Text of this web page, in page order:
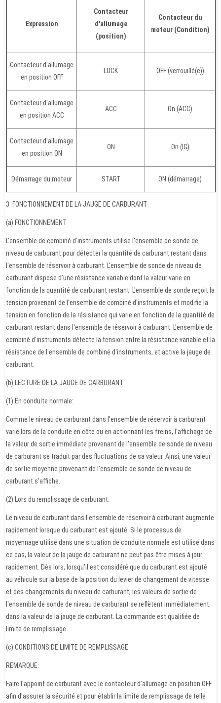
Expression
Contacteur
d'allumage
(position)
Contacteur du
moteur (Condition)
Contacteur d'allumage
en position OFF
LOCK OFF (verrouillé(e))
Contacteur d'allumage
en position ACC
ACC On (ACC)
Contacteur d'allumage
en position ON
ON On (IG)
Démarrage du moteur START ON (démarrage)
3. FONCTIONNEMENT DE LA JAUGE DE CARBURANT
(a) FONCTIONNEMENT
L'ensemble de combiné d'instruments utilise l'ensemble de sonde de
niveau de carburant pour détecter la quantité de carburant restant dans
l'ensemble de réservoir à carburant. L'ensemble de sonde de niveau de
carburant dispose d'une résistance variable dont la valeur varie en
fonction de la quantité de carburant restant. L'ensemble de sonde reçoit la
tension provenant de l'ensemble de combiné d'instruments et modifie la
tension en fonction de la résistance qui varie en fonction de la quantité de
carburant restant dans l'ensemble de réservoir à carburant. L'ensemble de
combiné d'instruments détecte la tension entre la résistance variable et la
résistance de l'ensemble de combiné d'instruments, et active la jauge de
carburant.
(b) LECTURE DE LA JAUGE DE CARBURANT
(1) En conduite normale:
Comme le niveau de carburant dans l'ensemble de réservoir à carburant
varie lors de la conduite en côte ou en actionnant les freins, l'affichage de
la valeur de sortie immédiate provenant de l'ensemble de sonde de niveau
de carburant se traduit par des fluctuations de sa valeur. Ainsi, une valeur
de sortie moyenne provenant de l'ensemble de sonde de niveau de
carburant s'affiche.
(2) Lors du remplissage de carburant:
Le niveau de carburant dans l'ensemble de réservoir à carburant augmente
rapidement lorsque du carburant est ajouté. Si le processus de
moyennage utilisé dans une situation de conduite normale est utilisé dans
ce cas, la valeur de la jauge de carburant ne peut pas être mises à jour
rapidement. Dès lors, lorsqu'il est considéré que du carburant est ajouté
au véhicule sur la base de la position du levier de changement de vitesse
et des changements du niveau de carburant, les valeurs de sortie de
l'ensemble de sonde de niveau de carburant se reflètent immédiatement
dans la valeur de la jauge de carburant. La commande est qualifiée de
limite de remplissage.
(c) CONDITIONS DE LIMITE DE REMPLISSAGE
REMARQUE:
Faire l'appoint de carburant avec le contacteur d'allumage en position OFF
afin d'assurer la sécurité et pour établir la limite de remplissage de telle